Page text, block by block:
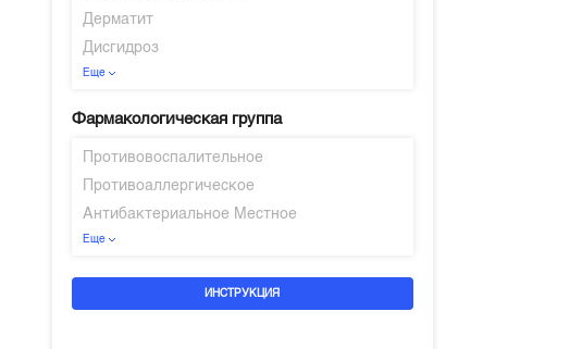
Дерматит
Дисгидроз
Еще
Фармакологическая группа
Противовоспалительное
Противоаллергическое
Антибактериальное Местное
Еще
ИНСТРУКЦИЯ